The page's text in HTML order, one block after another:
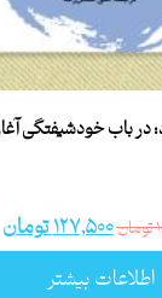
باب خودشیفتگی
تومان۱۲۷,۵۰۰تومان
اطلاعات بیشتر